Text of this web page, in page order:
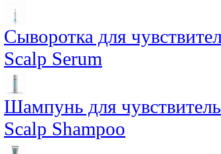
Сыворотка для
Scalp Serum
Шампунь для
Scalp Shampoo